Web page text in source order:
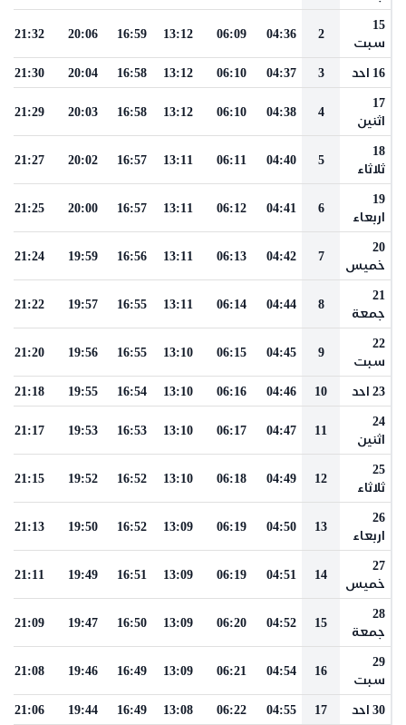
15
سبت
2
04:36
06:09
13:12
16:59
20:06
21:32
16 احد 3
04:37
06:10
13:12
16:58
20:04
21:30
17
اثنين
4
04:38
06:10
13:12
16:58
20:03
21:29
18
ثلاثاء
5
04:40
06:11
13:11
16:57
20:02
21:27
19
اربعاء
6
04:41
06:12
13:11
16:57
20:00
21:25
20
خميس
7
04:42
06:13
13:11
16:56
19:59
21:24
21
جمعة
8
04:44
06:14
13:11
16:55
19:57
21:22
22
سبت
9
04:45
06:15
13:10
16:55
19:56
21:20
23 احد 10
04:46
06:16
13:10
16:54
19:55
21:18
24
اثنين
11
04:47
06:17
13:10
16:53
19:53
21:17
25
ثلاثاء
12
04:49
06:18
13:10
16:52
19:52
21:15
26
اربعاء
13
04:50
06:19
13:09
16:52
19:50
21:13
27
خميس
14
04:51
06:19
13:09
16:51
19:49
21:11
28
جمعة
15
04:52
06:20
13:09
16:50
19:47
21:09
29
سبت
16
04:54
06:21
13:09
16:49
19:46
21:08
30 احد 17
04:55
06:22
13:08
16:49
19:44
21:06